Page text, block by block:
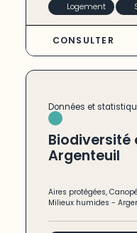
Logement
CONSULTER
Données et
Biodiversité
Argenteuil
Aires protégées,
Milieux humides -